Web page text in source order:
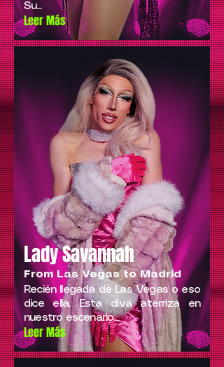
Su...
Leer Más
From Las Vegas to Madrid
Lady Savannah
Recién llegada de Las Vegas o eso
dice ella. Esta diva aterriza en
nuestro escenario...
Leer Más